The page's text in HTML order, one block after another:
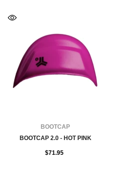
FOURNISSEUR:BOOTCAP
BOOTCAP 2.0 - HOT PINK
$71.95